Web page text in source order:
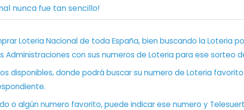
nunca fue tan sencillo!
Loteria Nacional de toda España, bien buscando la Loteria
Administraciones con sus numeros de Loteria para ese sorteo
disponibles, donde podrá buscar su numero de Loteria
o algún numero favorito, puede indicar ese numero y